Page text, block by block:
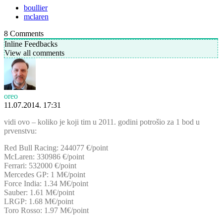
boullier
mclaren
8 Comments
Inline Feedbacks
View all comments
oreo
11.07.2014. 17:31
vidi ovo – koliko je koji tim u 2011. godini potrošio za 1 bod u
prvenstvu:
Red Bull Racing: 244077 €/point
McLaren: 330986 €/point
Ferrari: 532000 €/point
Mercedes GP: 1 M€/point
Force India: 1.34 M€/point
Sauber: 1.61 M€/point
LRGP: 1.68 M€/point
Toro Rosso: 1.97 M€/point